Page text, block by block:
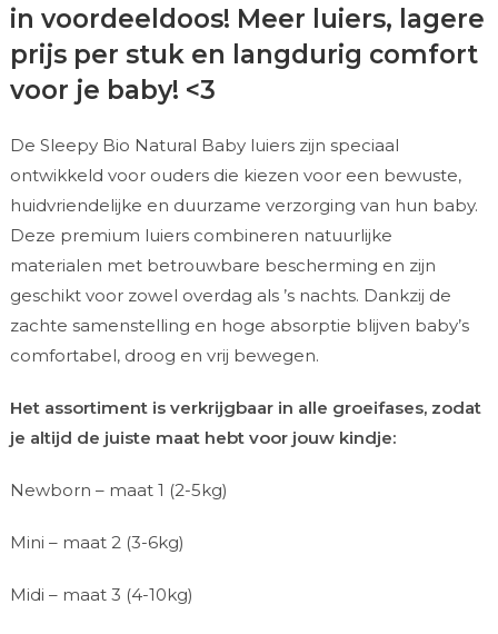
in voordeeldoos! Meer luiers, lagere
prijs per stuk en langdurig comfort
voor je baby! <3
De Sleepy Bio Natural Baby luiers zijn speciaal
ontwikkeld voor ouders die kiezen voor een bewuste,
huidvriendelijke en duurzame verzorging van hun baby.
Deze premium luiers combineren natuurlijke
materialen met betrouwbare bescherming en zijn
geschikt voor zowel overdag als ’s nachts. Dankzij de
zachte samenstelling en hoge absorptie blijven baby’s
comfortabel, droog en vrij bewegen.
Het assortiment is verkrijgbaar in alle groeifases, zodat
je altijd de juiste maat hebt voor jouw kindje:
Newborn – maat 1 (2-5kg)
Mini – maat 2 (3-6kg)
Midi – maat 3 (4-10kg)